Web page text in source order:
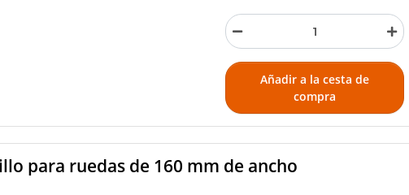
Añadir a la cesta de
compra
para ruedas de 160 mm de ancho